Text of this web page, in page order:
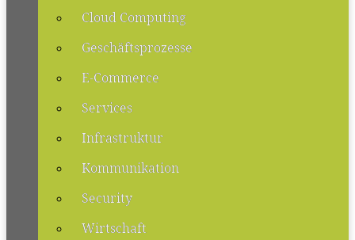
Cloud Computing
Geschäftsprozesse
E-Commerce
Services
Infrastruktur
Kommunikation
Security
Wirtschaft